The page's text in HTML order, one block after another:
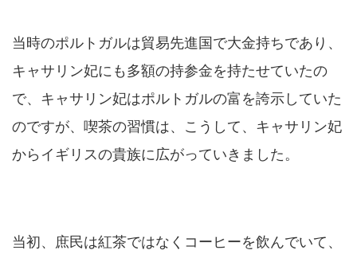
当時のポルトガルは貿易先進国で大金持ちであり、
キャサリン妃にも多額の持参金を持たせていたの
で、キャサリン妃はポルトガルの富を誇示していた
のですが、喫茶の習慣は、こうして、キャサリン妃
からイギリスの貴族に広がっていきました。
当初、庶民は紅茶ではなくコーヒーを飲んでいて、